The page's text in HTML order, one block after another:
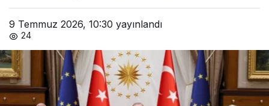
9 Temmuz 2026, 10:30 yayınlandı
24